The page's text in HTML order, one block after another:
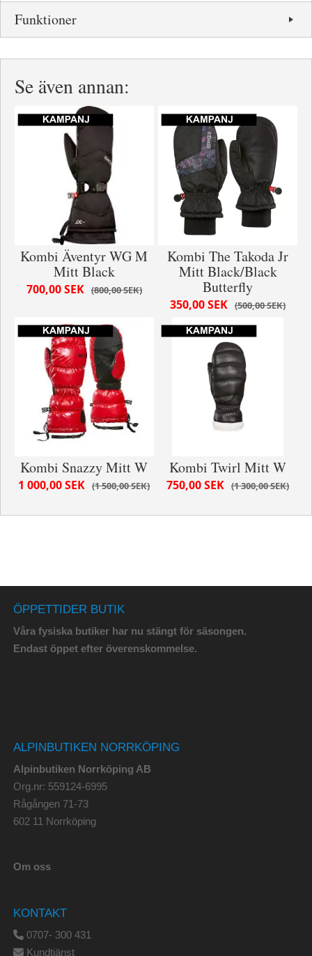
Funktioner
Se även annan:
Kombi Äventyr WG M
Mitt Black
800,00 SEK
700,00 SEK
Kombi The Takoda Jr
Mitt Black/Black
Butterfly
500,00 SEK
350,00 SEK
Kombi Snazzy Mitt W
1 500,00 SEK
1 000,00 SEK
Kombi Twirl Mitt W
1 300,00 SEK
750,00 SEK
ÖPPETTIDER BUTIK
Våra fysiska butiker har nu stängt för säsongen.
Endast öppet efter överenskommelse.
ALPINBUTIKEN NORRKÖPING
Alpinbutiken Norrköping AB
Org.nr: 559124-6995
Rågången 71-73
602 11 Norrköping
Om oss
KONTAKT
0707- 300 431
Kundtjänst